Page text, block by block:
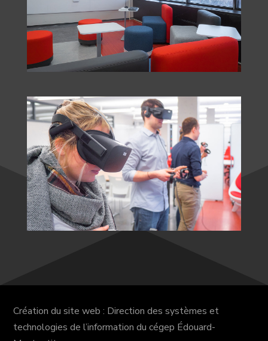
Création du site web : Direction des systèmes et
technologies de l’information du cégep Édouard-